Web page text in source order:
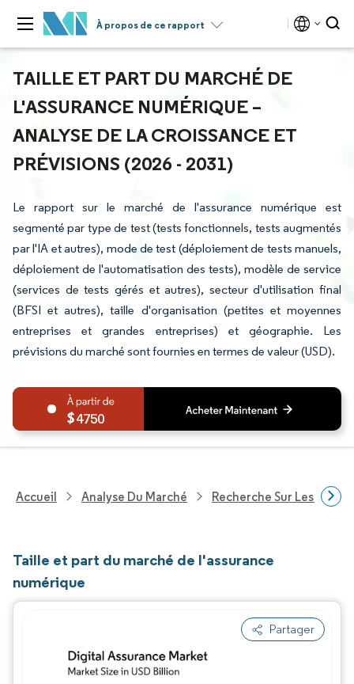
À propos de ce rapport
TAILLE ET PART DU MARCHÉ DE
L'ASSURANCE NUMÉRIQUE –
ANALYSE DE LA CROISSANCE ET
PRÉVISIONS (2026 - 2031)
Le rapport sur le marché de l'assurance numérique est
segmenté par type de test (tests fonctionnels, tests augmentés
par l'IA et autres), mode de test (déploiement de tests manuels,
déploiement de l'automatisation des tests), modèle de service
(services de tests gérés et autres), secteur d'utilisation final
(BFSI et autres), taille d'organisation (petites et moyennes
entreprises et grandes entreprises) et géographie. Les
prévisions du marché sont fournies en termes de valeur (USD).
4750
Accueil Analyse Du Marché Recherche Sur Les
Taille et part du marché de l'assurance
numérique
Partager